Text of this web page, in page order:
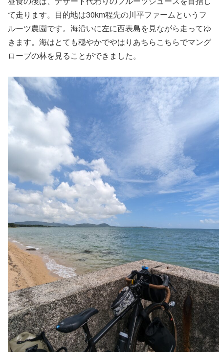
て走ります。目的地は30km程先の川平ファームというフ
ルーツ農園です。海沿いに左に西表島を見ながら走ってゆ
きます。海はとても穏やかでやはりあちらこちらでマング
ローブの林を見ることができました。